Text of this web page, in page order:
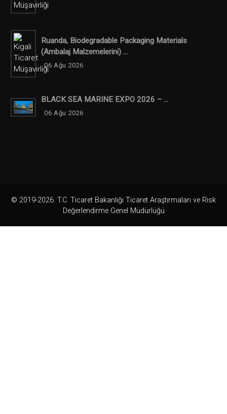
Ruanda, Biodegradable Packaging Materials
(ambalaj Malzemelerini) ...
06 Ağu 2026
BLACK SEA MARINE EXPO 2026 – ...
06 Ağu 2026
© 2019-2026. T.C. Ticaret Bakanlığı Ticaret Araştırmaları ve Risk
Değerlendirme Genel Müdürlüğü